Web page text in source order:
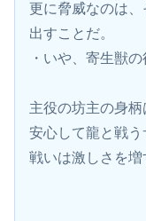
更に脅威なのは
出すことだ。
・いや、寄生獣の
主役の坊主の身柄
安心して龍と戦う
戦いは激しさを増